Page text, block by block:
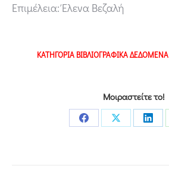
Επιμέλεια: Έλενα Βεζαλή
ΚΑΤΗΓΟΡΙΑ ΒΙΒΛΙΟΓΡΑΦΙΚΑ ΔΕΔΟΜΕΝΑ
Μοιραστείτε το!